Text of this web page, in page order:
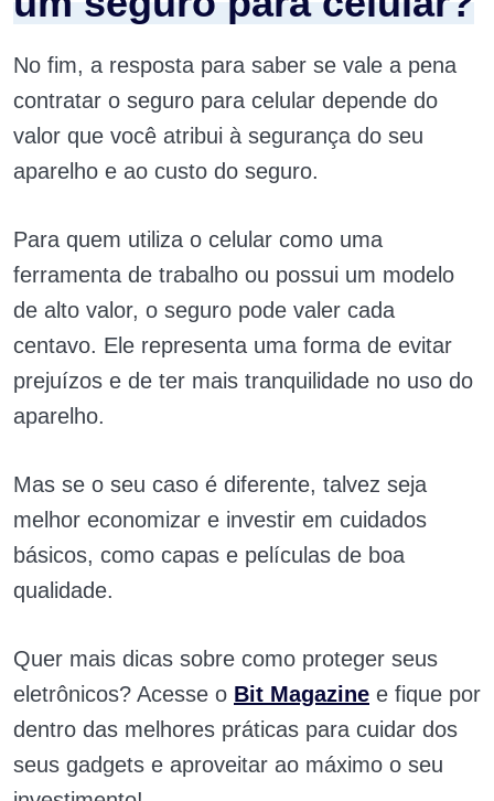
No fim, a resposta para saber se vale a pena
contratar o seguro para celular depende do
valor que você atribui à segurança do seu
aparelho e ao custo do seguro.
Para quem utiliza o celular como uma
ferramenta de trabalho ou possui um modelo
de alto valor, o seguro pode valer cada
centavo. Ele representa uma forma de evitar
prejuízos e de ter mais tranquilidade no uso do
aparelho.
Mas se o seu caso é diferente, talvez seja
melhor economizar e investir em cuidados
básicos, como capas e películas de boa
qualidade.
Quer mais dicas sobre como proteger seus
eletrônicos? Acesse o Bit Magazine e fique por
dentro das melhores práticas para cuidar dos
seus gadgets e aproveitar ao máximo o seu